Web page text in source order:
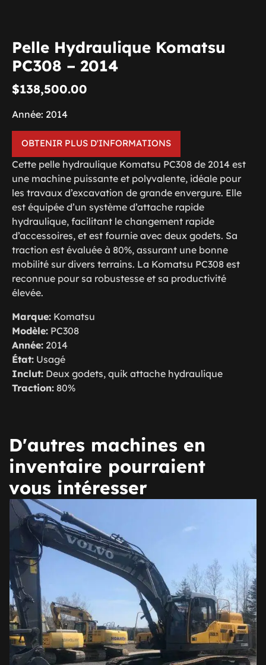
Pelle Hydraulique Komatsu
PC308 – 2014
$138,500.00
Année: 2014
OBTENIR PLUS D'INFORMATIONS
Cette pelle hydraulique Komatsu PC308 de 2014 est
une machine puissante et polyvalente, idéale pour
les travaux d’excavation de grande envergure. Elle
est équipée d’un système d’attache rapide
hydraulique, facilitant le changement rapide
d’accessoires, et est fournie avec deux godets. Sa
traction est évaluée à 80%, assurant une bonne
mobilité sur divers terrains. La Komatsu PC308 est
reconnue pour sa robustesse et sa productivité
élevée.
Marque: Komatsu
Modèle: PC308
Année: 2014
État: Usagé
Inclut: Deux godets, quik attache hydraulique
Traction: 80%
D'autres machines en
inventaire pourraient
vous intéresser